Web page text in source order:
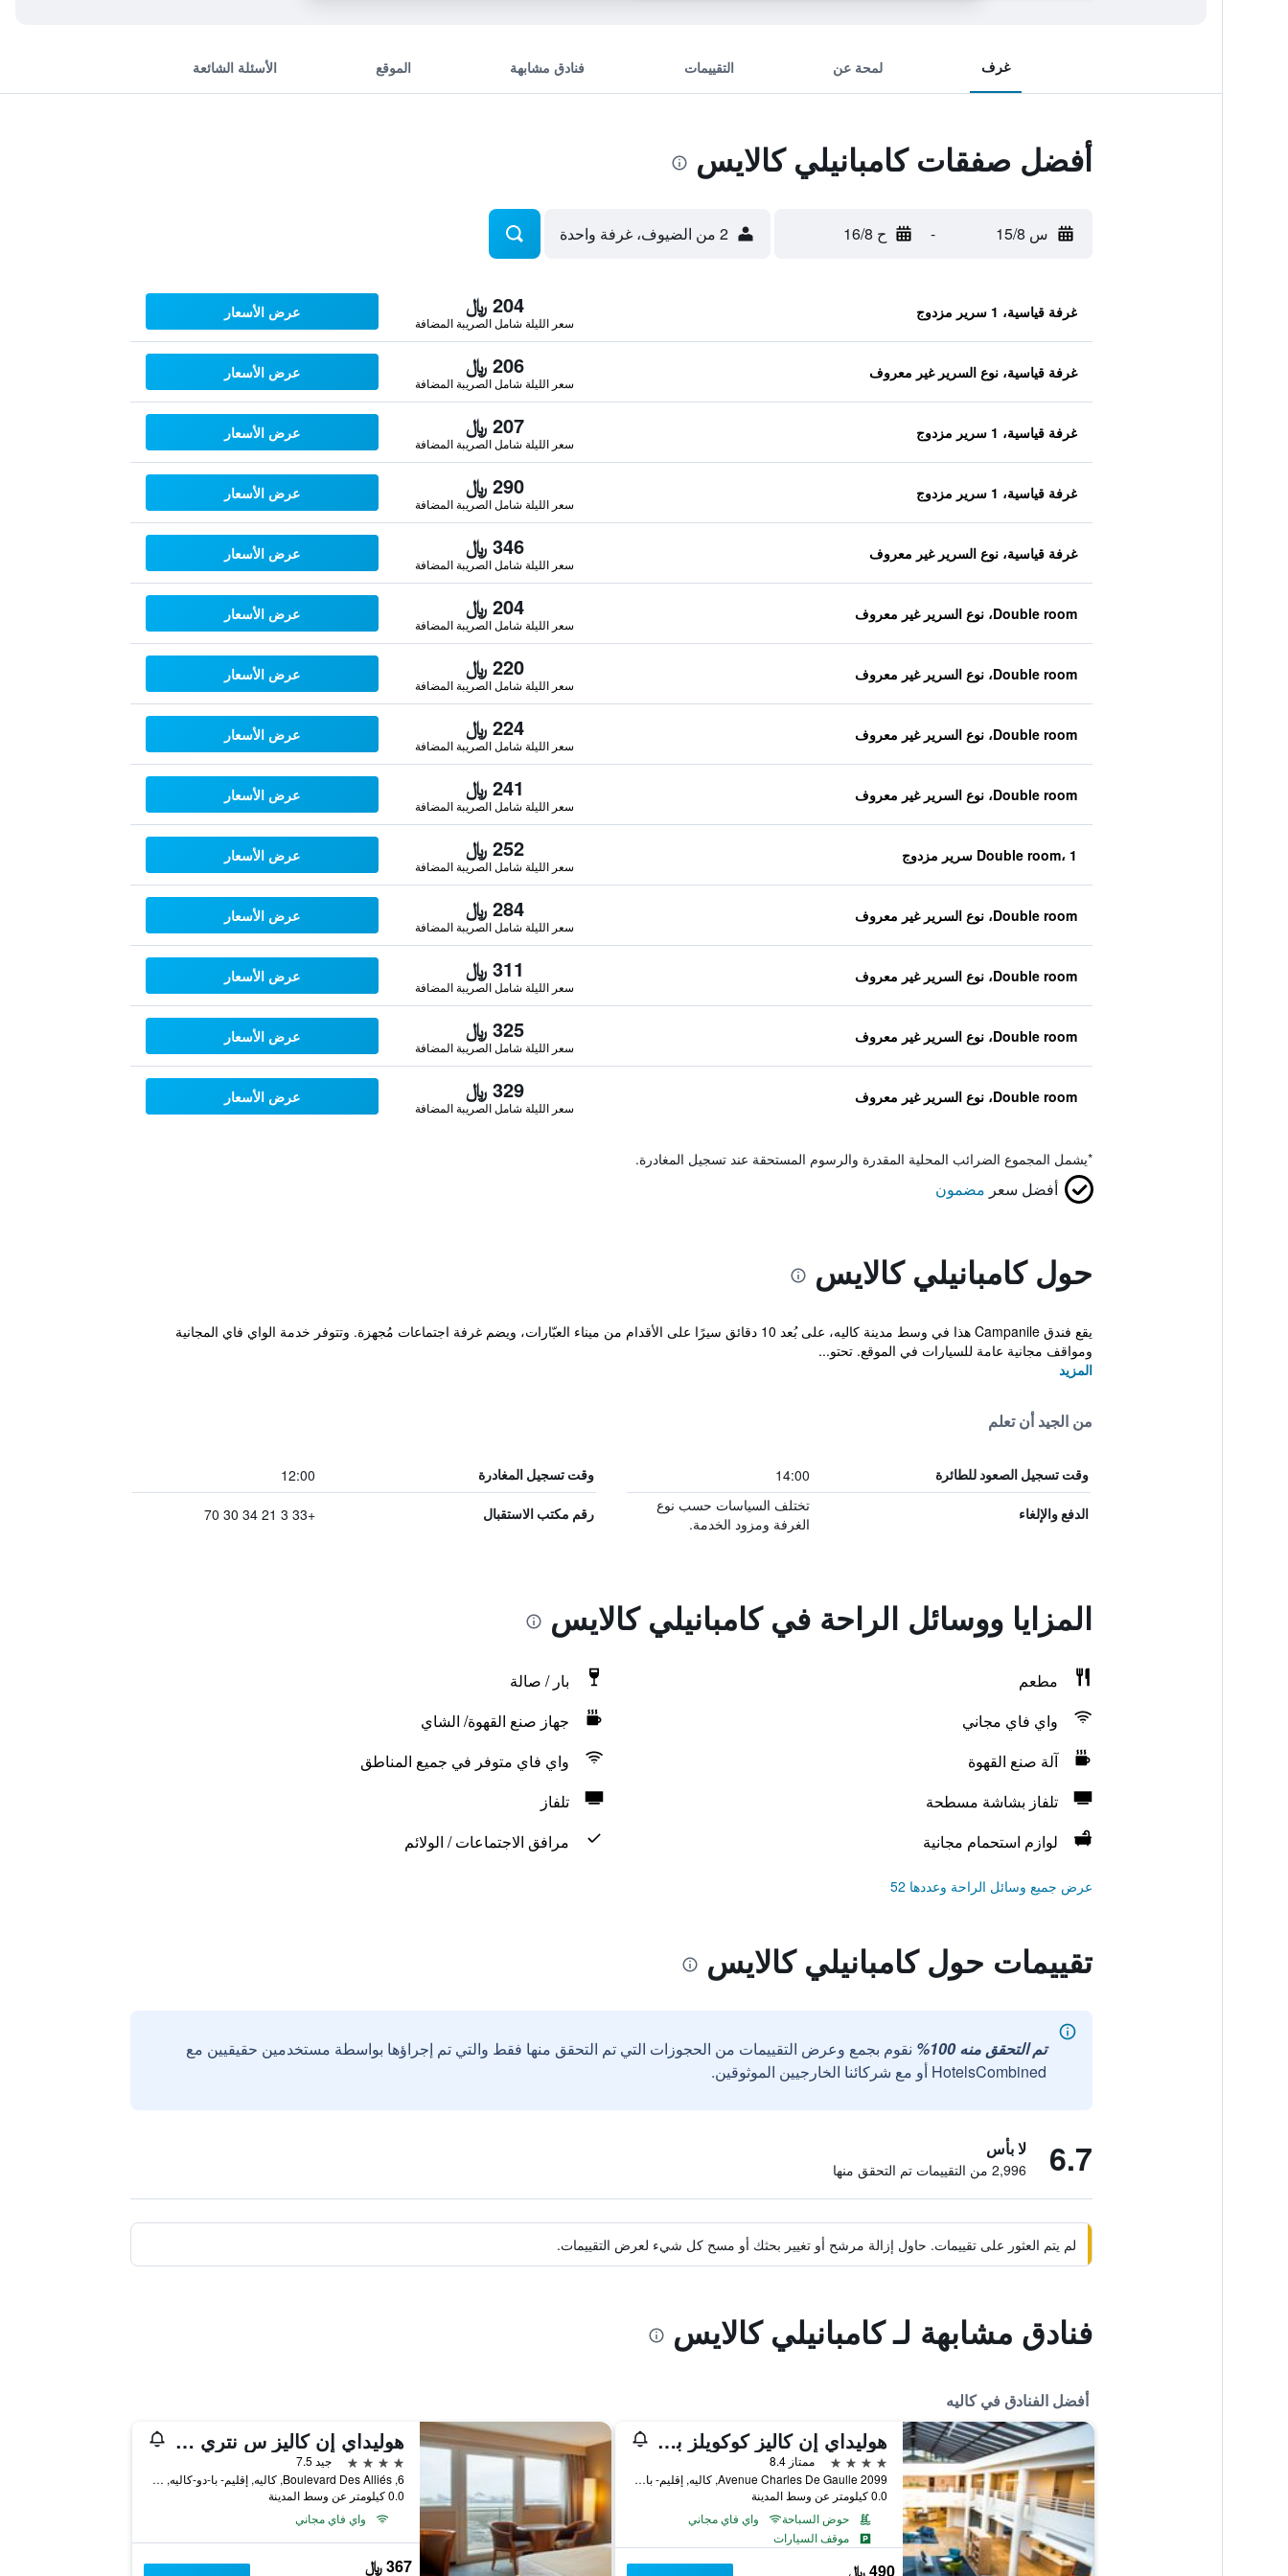
غرف لمحة عن التقييمات فنادق مشابهة الموقع الأسئلة الشائعة
أفضل صفقات كامبانيلي كالايس
س 15/8 - ح 16/8 2 من الضيوف، غرفة واحدة
غرفة قياسية، 1 سرير مزدوج 204 ﷼
سعر الليلة شامل الصريبة المضافة
عرض الأسعار
غرفة قياسية، نوع السرير غير معروف 206 ﷼
سعر الليلة شامل الصريبة المضافة
عرض الأسعار
غرفة قياسية، 1 سرير مزدوج 207 ﷼
سعر الليلة شامل الصريبة المضافة
عرض الأسعار
غرفة قياسية، 1 سرير مزدوج 290 ﷼
سعر الليلة شامل الصريبة المضافة
عرض الأسعار
غرفة قياسية، نوع السرير غير معروف 346 ﷼
سعر الليلة شامل الصريبة المضافة
عرض الأسعار
Double room، نوع السرير غير معروف 204 ﷼
سعر الليلة شامل الصريبة المضافة
عرض الأسعار
Double room، نوع السرير غير معروف 220 ﷼
سعر الليلة شامل الصريبة المضافة
عرض الأسعار
Double room، نوع السرير غير معروف 224 ﷼
سعر الليلة شامل الصريبة المضافة
عرض الأسعار
Double room، نوع السرير غير معروف 241 ﷼
سعر الليلة شامل الصريبة المضافة
عرض الأسعار
Double room، 1 سرير مزدوج 252 ﷼
سعر الليلة شامل الصريبة المضافة
عرض الأسعار
Double room، نوع السرير غير معروف 284 ﷼
سعر الليلة شامل الصريبة المضافة
عرض الأسعار
Double room، نوع السرير غير معروف 311 ﷼
سعر الليلة شامل الصريبة المضافة
عرض الأسعار
Double room، نوع السرير غير معروف 325 ﷼
سعر الليلة شامل الصريبة المضافة
عرض الأسعار
Double room، نوع السرير غير معروف 329 ﷼
سعر الليلة شامل الصريبة المضافة
عرض الأسعار
*يشمل المجموع الضرائب المحلية المقدرة والرسوم المستحقة عند تسجيل المغادرة.
أفضل سعر مضمون
حول كامبانيلي كالايس
يقع فندق Campanile هذا في وسط مدينة كاليه، على بُعد 10 دقائق سيرًا على الأقدام من ميناء العبّارات، ويضم غرفة اجتماعات مُجهزة. وتتوفر خدمة الواي فاي المجانية
ومواقف مجانية عامة للسيارات في الموقع. تحتو...
المزيد
من الجيد أن تعلم
وقت تسجيل الصعود للطائرة 14:00 وقت تسجيل المغادرة 12:00
الدفع والإلغاء
تختلف السياسات حسب نوع
الغرفة ومزود الخدمة.
رقم مكتب الاستقبال +33 3 21 34 30 70
المزايا ووسائل الراحة في كامبانيلي كالايس
مطعم
بار / صالة
واي فاي مجاني
جهاز صنع القهوة/ الشاي
آلة صنع القهوة
واي فاي متوفر في جميع المناطق
تلفاز بشاشة مسطحة
تلفاز
لوازم استحمام مجانية
مرافق الاجتماعات / الولائم
عرض جميع وسائل الراحة وعددها 52
تقييمات حول كامبانيلي كالايس
تم التحقق منه 100%
نقوم بجمع وعرض التقييمات من الحجوزات التي تم التحقق منها فقط والتي تم إجراؤها بواسطة مستخدمين حقيقيين مع
HotelsCombined أو مع شركائنا الخارجيين الموثوقين.
6.7 لا بأس
2,996 من التقييمات تم التحقق منها
لم يتم العثور على تقييمات. حاول إزالة مرشح أو تغيير بحثك أو مسح كل شيء لعرض التقييمات.
فنادق مشابهة لـ كامبانيلي كالايس
أفضل الفنادق في كاليه
هوليداي إن كاليز كوكويلز باي آيتش جي
4 نجوم
ممتاز 8.4
2099 Avenue Charles De Gaulle, كاليه, إقليم- با-دو-كاليه, فرنسا
0.0 كيلومتر عن وسط المدينة
حوض السباحة
واي فاي مجاني
موقف السيارات
490 ﷼
هوليداي إن كاليز س نتري كار فيري
4 نجوم
جيد 7.5
6, Boulevard Des Alliés, كاليه, إقليم- با-دو-كاليه, فرنسا
0.0 كيلومتر عن وسط المدينة
واي فاي مجاني
367 ﷼